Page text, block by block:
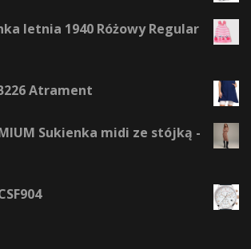
letnia 1940 Różowy Regular
Atrament
Sukienka midi ze stójką -